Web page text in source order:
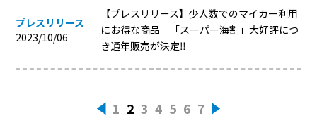
プレスリリース
2023/10/06
【プレスリリース】少人数でのマイカー利用
にお得な商品 「スーパー海割」大好評につ
き通年販売が決定‼
« 1 2 3 4 5 6 7 »